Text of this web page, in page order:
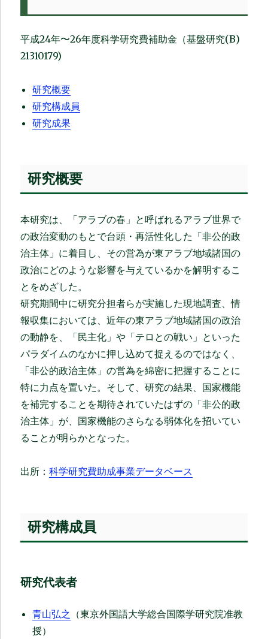
平成24年〜26年度科学研究費補助金（基盤研究(B)
21310179)
研究概要
研究構成員
研究成果
研究概要
本研究は、「アラブの春」と呼ばれるアラブ世界で
の政治変動のもとで台頭・再活性化した「非公的政
治主体」に着目し、その営為が東アラブ地域諸国の
政治にどのような影響を与えているかを解明するこ
とをめざした。
研究期間中に研究分担者らが実施した現地調査、情
報収集においては、近年の東アラブ地域諸国の政治
の動静を、「民主化」や「テロとの戦い」といった
パラダイムのなかに押し込めて捉えるのではなく、
「非公的政治主体」の営為を綿密に把握することに
特に力点を置いた。そして、研究の結果、国家機能
を補完することを期待されていたはずの「非公的政
治主体」が、国家機能のさらなる弱体化を招いてい
ることが明らかとなった。
出所：科学研究費助成事業データベース
研究構成員
研究代表者
青山弘之 （東京外国語大学総合国際学研究院准教
授）